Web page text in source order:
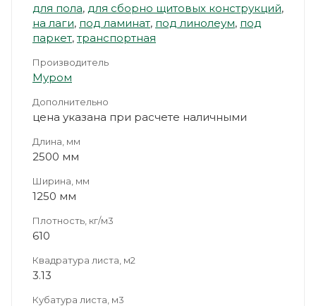
для пола, для сборно щитовых конструкций,
на лаги, под ламинат, под линолеум, под
паркет,транспортная
Производитель
Муром
Дополнительно
цена указана при расчете наличными
Длина, мм
2500 мм
Ширина, мм
1250 мм
Плотность, кг/м3
610
Квадратура листа, м2
3.13
Кубатура листа, м3